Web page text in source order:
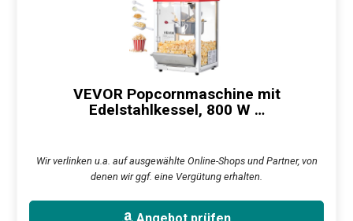
VEVOR Popcornmaschine mit
Edelstahlkessel, 800 W …
Wir verlinken u.a. auf ausgewählte Online-Shops und Partner, von
denen wir ggf. eine Vergütung erhalten.